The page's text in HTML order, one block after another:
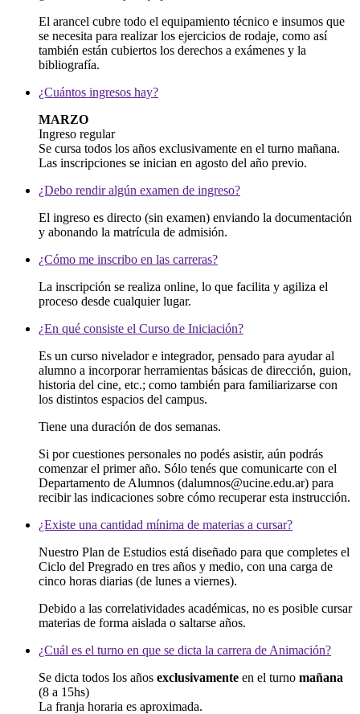
El arancel cubre todo el equipamiento técnico e insumos que
se necesita para realizar los ejercicios de rodaje, como así
también están cubiertos los derechos a exámenes y la
bibliografía.
¿Cuántos ingresos hay?
MARZO
Ingreso regular
Se cursa todos los años exclusivamente en el turno mañana.
Las inscripciones se inician en agosto del año previo.
¿Debo rendir algún examen de ingreso?
El ingreso es directo (sin examen) enviando la documentación
y abonando la matrícula de admisión.
¿Cómo me inscribo en las carreras?
La inscripción se realiza online, lo que facilita y agiliza el
proceso desde cualquier lugar.
¿En qué consiste el Curso de Iniciación?
Es un curso nivelador e integrador, pensado para ayudar al
alumno a incorporar herramientas básicas de dirección, guion,
historia del cine, etc.; como también para familiarizarse con
los distintos espacios del campus.
Tiene una duración de dos semanas.
Si por cuestiones personales no podés asistir, aún podrás
comenzar el primer año. Sólo tenés que comunicarte con el
Departamento de Alumnos (dalumnos@ucine.edu.ar) para
recibir las indicaciones sobre cómo recuperar esta instrucción.
¿Existe una cantidad mínima de materias a cursar?
Nuestro Plan de Estudios está diseñado para que completes el
Ciclo del Pregrado en tres años y medio, con una carga de
cinco horas diarias (de lunes a viernes).
Debido a las correlatividades académicas, no es posible cursar
materias de forma aislada o saltarse años.
¿Cuál es el turno en que se dicta la carrera de Animación?
Se dicta todos los años exclusivamente en el turno mañana
(8 a 15hs)
La franja horaria es aproximada.